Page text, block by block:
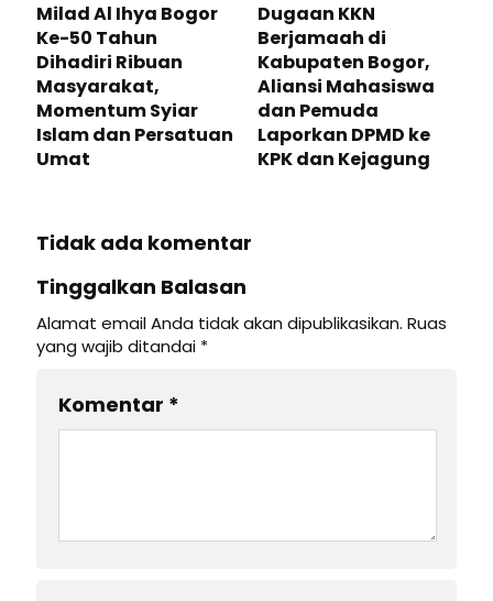
Milad Al Ihya Bogor
Ke-50 Tahun
Dihadiri Ribuan
Masyarakat,
Momentum Syiar
Islam dan Persatuan
Umat
Dugaan KKN
Berjamaah di
Kabupaten Bogor,
Aliansi Mahasiswa
dan Pemuda
Laporkan DPMD ke
KPK dan Kejagung
Tidak ada komentar
Tinggalkan Balasan
Alamat email Anda tidak akan dipublikasikan. Ruas
yang wajib ditandai *
Komentar *